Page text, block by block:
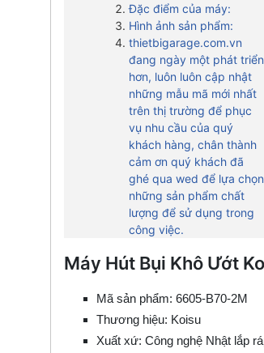
Đặc điểm của máy:
Hình ảnh sản phẩm:
thietbigarage.com.vn
đang ngày một phát triển
hơn, luôn luôn cập nhật
những mẫu mã mới nhất
trên thị trường để phục
vụ nhu cầu của quý
khách hàng, chân thành
cảm ơn quý khách đã
ghé qua wed để lựa chọn
những sản phẩm chất
lượng để sử dụng trong
công việc.
Máy Hút Bụi Khô Ướt
Mã sản phẩm: 6605-B70-2M
Thương hiệu: Koisu
Xuất xứ: Công nghệ Nhật lắp